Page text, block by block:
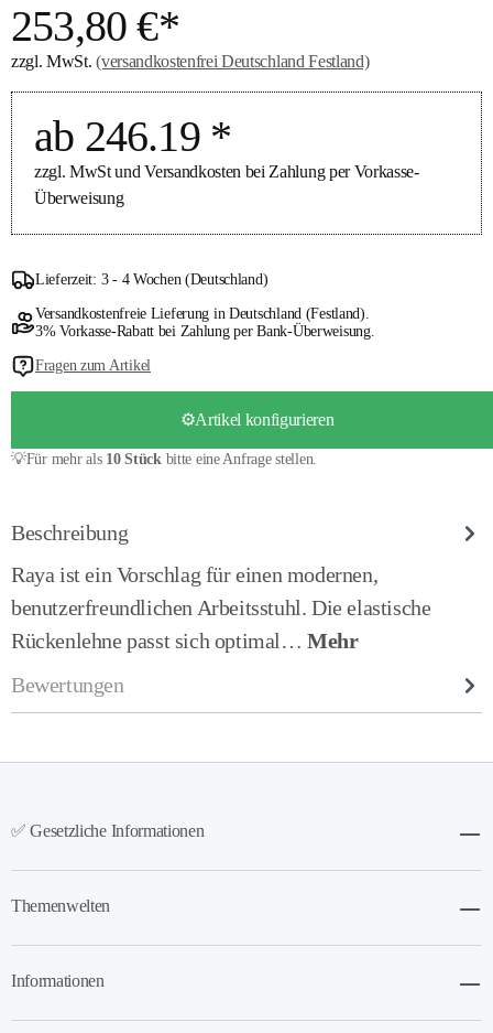
253,80 €*
zzgl. MwSt.(versandkostenfrei Deutschland Festland)
ab 246.19 *
zzgl. MwSt und Versandkosten bei Zahlung per Vorkasse-
Überweisung
Lieferzeit: 3 - 4 Wochen (Deutschland)
Versandkostenfreie Lieferung in Deutschland (Festland).
3% Vorkasse-Rabatt bei Zahlung per Bank-Überweisung.
Fragen zum Artikel
⚙️Artikel konfigurieren
💡Für mehr als 10 Stückbitte eine Anfrage stellen.
Beschreibung
Raya ist ein Vorschlag für einen modernen,
benutzerfreundlichen Arbeitsstuhl. Die elastische
Rückenlehne passt sich optimal…Mehr
Bewertungen
✅ Gesetzliche Informationen
Themenwelten
Informationen